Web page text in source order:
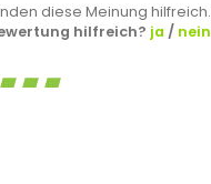
diese Meinung hilfreich.
hilfreich? ja / nein